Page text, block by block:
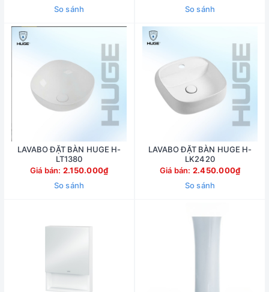
So sánh
So sánh
LAVABO ĐẶT BÀN HUGE H-
LT1380
Giá bán: 2.150.000₫
So sánh
LAVABO ĐẶT BÀN HUGE H-
LK2420
Giá bán: 2.450.000₫
So sánh